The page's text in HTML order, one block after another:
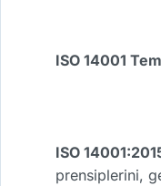
ISO 14001
ISO
prensiplerini,